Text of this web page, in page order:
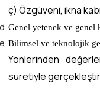
ç) Özgüveni, ikna
Genel yetenek ve genel
Bilimsel ve teknolojik
Yönlerinden
suretiyle